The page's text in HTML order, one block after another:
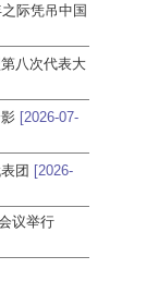
际凭吊中国
八次代表大
[2026-07-
团 [2026-
议举行